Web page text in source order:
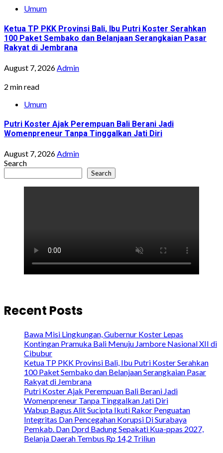
Umum
Ketua TP PKK Provinsi Bali, Ibu Putri Koster Serahkan
100 Paket Sembako dan Belanjaan Serangkaian Pasar
Rakyat di Jembrana
August 7, 2026Admin
2 min read
Umum
Putri Koster Ajak Perempuan Bali Berani Jadi
Womenpreneur Tanpa Tinggalkan Jati Diri
August 7, 2026Admin
Search
Search
Recent Posts
Bawa Misi Lingkungan, Gubernur Koster Lepas
Kontingan Pramuka Bali Menuju Jambore Nasional XII di
Cibubur
Ketua TP PKK Provinsi Bali, Ibu Putri Koster Serahkan
100 Paket Sembako dan Belanjaan Serangkaian Pasar
Rakyat di Jembrana
Putri Koster Ajak Perempuan Bali Berani Jadi
Womenpreneur Tanpa Tinggalkan Jati Diri
Wabup Bagus Alit Sucipta Ikuti Rakor Penguatan
Integritas Dan Pencegahan Korupsi Di Surabaya
Pemkab. Dan Dprd Badung Sepakati Kua-ppas 2027,
Belanja Daerah Tembus Rp 14,2 Triliun